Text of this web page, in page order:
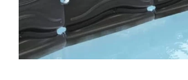
piscine